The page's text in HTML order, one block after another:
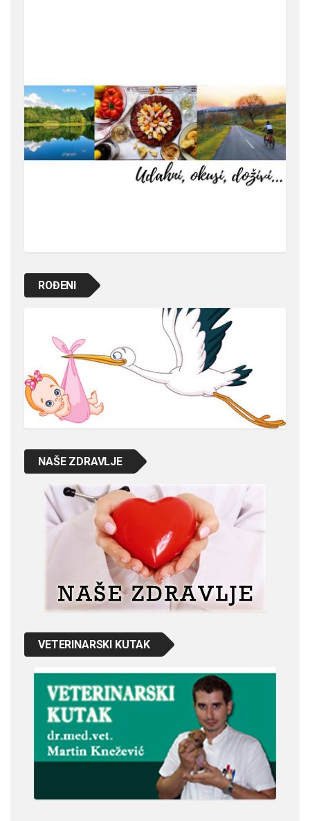
ROĐENI
NAŠE ZDRAVLJE
VETERINARSKI KUTAK